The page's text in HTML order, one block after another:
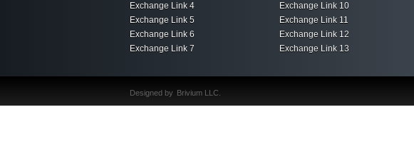
Exchange Link 4
Exchange Link 5
Exchange Link 6
Exchange Link 7
Exchange Link 10
Exchange Link 11
Exchange Link 12
Exchange Link 13
Designed by Brivium LLC.